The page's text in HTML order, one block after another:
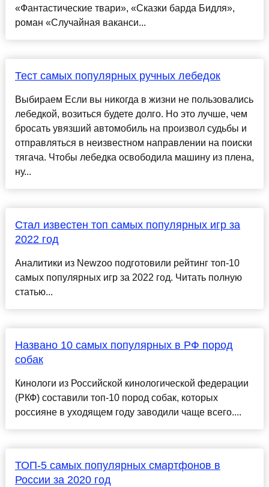
«Фантастические твари», «Сказки барда Бидля»,
роман «Случайная ваканси...
Тест самых популярных ручных лебедок
Выбираем Если вы никогда в жизни не пользовались
лебедкой, возиться будете долго. Но это лучше, чем
бросать увязший автомобиль на произвол судьбы и
отправляться в неизвестном направлении на поиски
тягача. Чтобы лебедка освободила машину из плена,
ну...
Стал известен топ самых популярных игр за
2022 год
Аналитики из Newzoo подготовили рейтинг топ-10
самых популярных игр за 2022 год. Читать полную
статью...
Названо 10 самых популярных в РФ пород
собак
Кинологи из Российской кинологической федерации
(РКФ) составили топ-10 пород собак, которых
россияне в уходящем году заводили чаще всего....
ТОП-5 самых популярных смартфонов в
России за 2020 год